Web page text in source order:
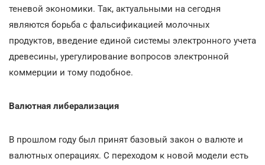
теневой экономики. Так, актуальными на сегодня
являются борьба с фальсификацией молочных
продуктов, введение единой системы электронного учета
древесины, урегулирование вопросов электронной
коммерции и тому подобное.
Валютная либерализация
В прошлом году был принят базовый закон о валюте и
валютных операциях. С переходом к новой модели есть